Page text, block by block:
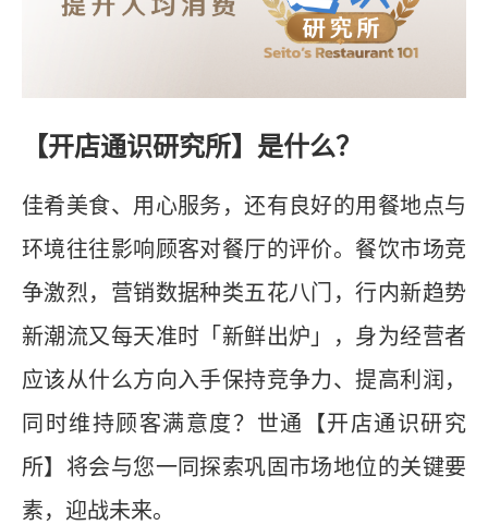
【开店通识研究所】是什么？
佳肴美食、用心服务，还有良好的用餐地点与
环境往往影响顾客对餐厅的评价。餐饮市场竞
争激烈，营销数据种类五花八门，行内新趋势
新潮流又每天准时「新鲜出炉」，身为经营者
应该从什么方向入手保持竞争力、提高利润，
同时维持顾客满意度？世通【开店通识研究
所】将会与您一同探索巩固市场地位的关键要
素，迎战未来。